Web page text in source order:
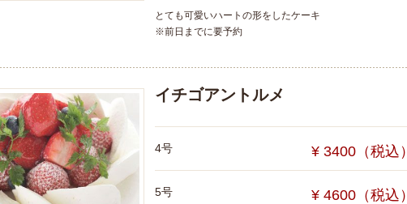
とても可愛いハートの形をしたケーキ
※前日までに要予約
イチゴアントルメ
4号 ¥ 3400（税込）
5号 ¥ 4600（税込）